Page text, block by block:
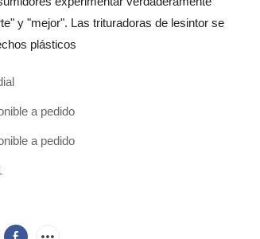
y "mejor". Las trituradoras de lesintor se
plásticos
a pedido
a pedido